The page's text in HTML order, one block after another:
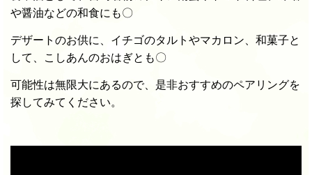
や醤油などの和食にも〇
デザートのお供に、イチゴのタルトやマカロン、和菓子と
して、こしあんのおはぎとも〇
可能性は無限大にあるので、是非おすすめのペアリングを
探してみてください。